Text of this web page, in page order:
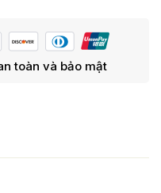
toàn và bảo mật